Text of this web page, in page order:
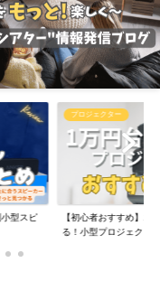
小型スピ
プロジェクター
【初心者おすすめ】1
る！小型プロジェクタ...